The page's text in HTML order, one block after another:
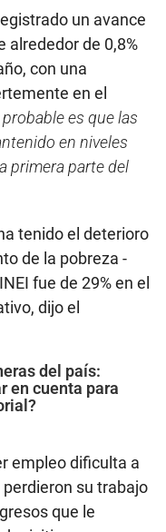
un avance
alrededor de 0,8%
con una
en el
probable es que las
en niveles
primera parte del
tenido el deterioro
de la pobreza -
fue de 29% en el
dijo el
del país:
en cuenta para
empleo dificulta a
su trabajo
que le